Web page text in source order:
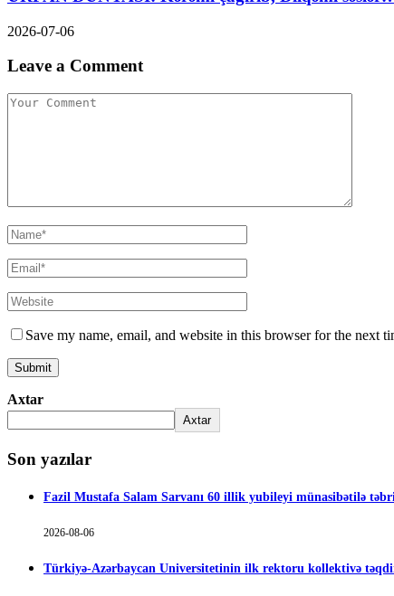
2026-07-06
Leave a Comment
Save my name, email, and website in this browser for the next
Axtar
Axtar
Son yazılar
Fazil Mustafa Salam Sarvanı 60 illik yubileyi münasibətilə
2026-08-06
Türkiyə-Azərbaycan Universitetinin ilk rektoru kollektivə